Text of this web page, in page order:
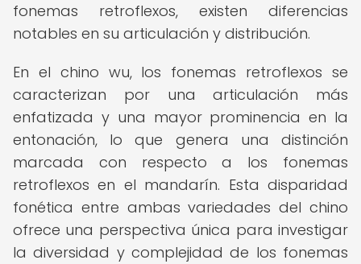
fonemas retroflexos, existen diferencias
notables en su articulación y distribución.
En el chino wu, los fonemas retroflexos se
caracterizan por una articulación más
enfatizada y una mayor prominencia en la
entonación, lo que genera una distinción
marcada con respecto a los fonemas
retroflexos en el mandarín. Esta disparidad
fonética entre ambas variedades del chino
ofrece una perspectiva única para investigar
la diversidad y complejidad de los fonemas